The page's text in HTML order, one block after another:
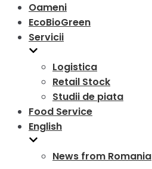
Oameni
EcoBioGreen
Servicii
Logistica
Retail Stock
Studii de piata
Food Service
English
News from Romania